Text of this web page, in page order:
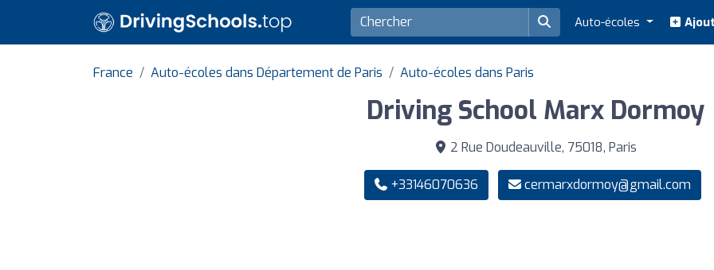
Auto-écoles
France Auto-écoles dans Département de Paris Auto-écoles dans Paris
Driving School Marx Dormoy
2 Rue Doudeauville, 75018, Paris
+33146070636 cermarxdormoy@gmail.com